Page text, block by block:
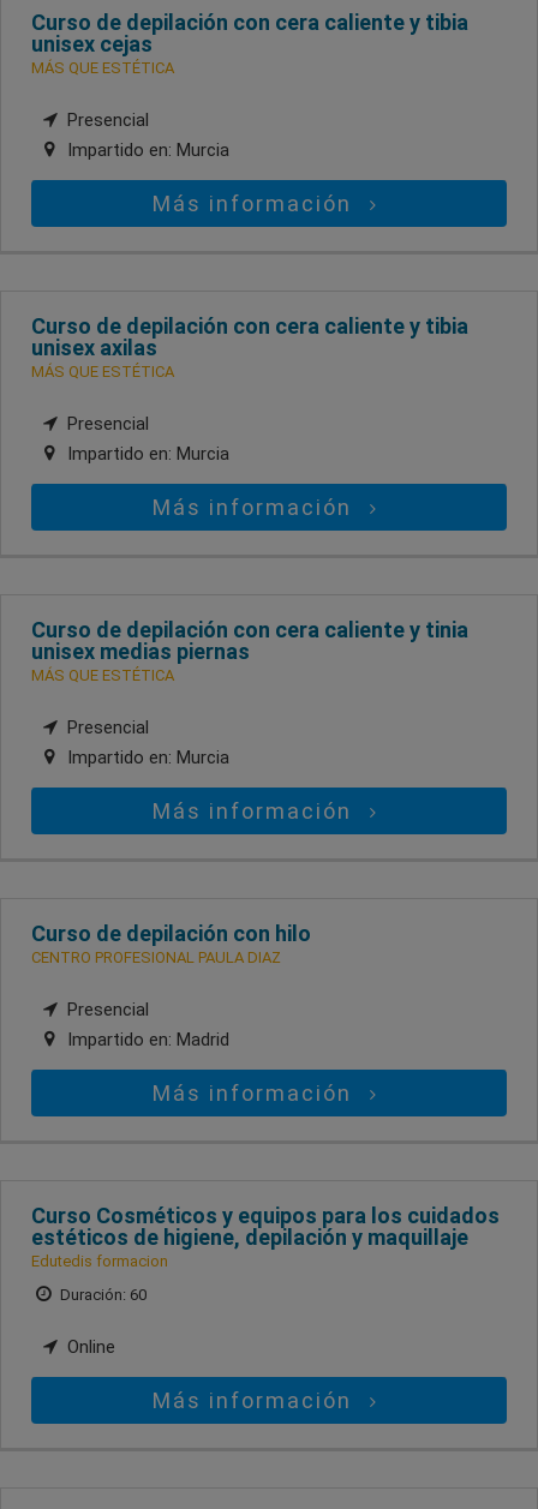
Curso de depilación con cera caliente y tibia
unisex cejas
MÁS QUE ESTÉTICA
Presencial
Impartido en: Murcia
Más información
Curso de depilación con cera caliente y tibia
unisex axilas
MÁS QUE ESTÉTICA
Presencial
Impartido en: Murcia
Más información
Curso de depilación con cera caliente y tinia
unisex medias piernas
MÁS QUE ESTÉTICA
Presencial
Impartido en: Murcia
Más información
Curso de depilación con hilo
CENTRO PROFESIONAL PAULA DIAZ
Presencial
Impartido en: Madrid
Más información
Curso Cosméticos y equipos para los cuidados
estéticos de higiene, depilación y maquillaje
Edutedis formacion
Duración: 60
Online
Más información